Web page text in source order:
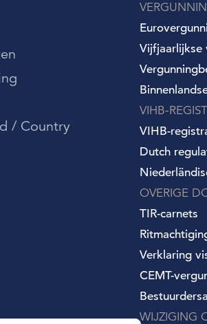
Country information
/ Country
Vijfjaarlijkse
VIHB-
VIHB-
Dutch
OVERIGE
TIR-carnets
Verklaring
CEMT-
WIJZIGING